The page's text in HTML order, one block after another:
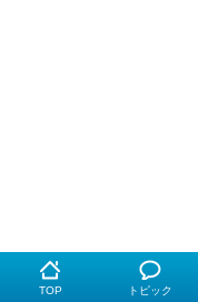
TOP トピック